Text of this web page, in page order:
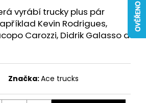
vyrábí trucky plus pár
Kevin Rodrigues,
Carozzi, Didrik Galasso a
Značka:Ace trucks